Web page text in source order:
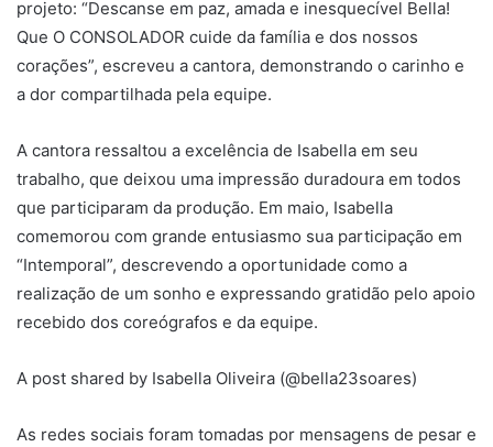
projeto: “Descanse em paz, amada e inesquecível Bella!
Que O CONSOLADOR cuide da família e dos nossos
corações”, escreveu a cantora, demonstrando o carinho e
a dor compartilhada pela equipe.
A cantora ressaltou a excelência de Isabella em seu
trabalho, que deixou uma impressão duradoura em todos
que participaram da produção. Em maio, Isabella
comemorou com grande entusiasmo sua participação em
“Intemporal”, descrevendo a oportunidade como a
realização de um sonho e expressando gratidão pelo apoio
recebido dos coreógrafos e da equipe.
A post shared by Isabella Oliveira (@bella23soares)
As redes sociais foram tomadas por mensagens de pesar e